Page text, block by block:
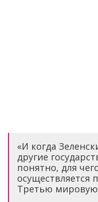
«И когда
другие
понятно, для
осуществляется
Третью мировую